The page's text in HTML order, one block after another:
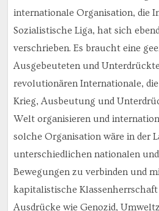
internationale Organisation, die
Sozialistische Liga, hat sich
verschrieben. Es braucht eine
Ausgebeuteten und
revolutionären Internationale,
Krieg, Ausbeutung und
Welt organisieren und
solche Organisation wäre in der
unterschiedlichen nationalen
Bewegungen zu verbinden und
kapitalistische
Ausdrücke wie Genozid,